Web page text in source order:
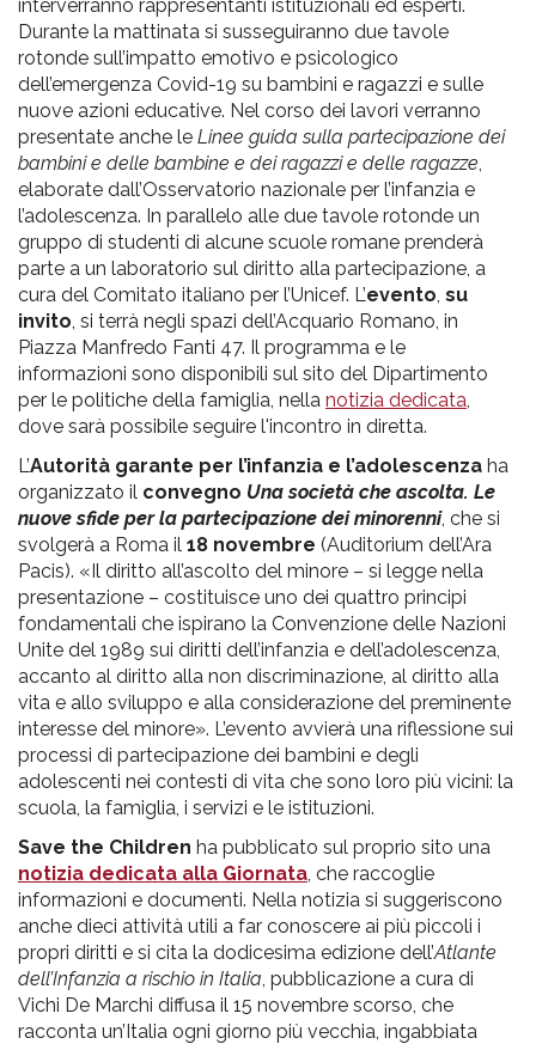
interverranno rappresentanti istituzionali ed esperti.
Durante la mattinata si susseguiranno due tavole
rotonde sull’impatto emotivo e psicologico
dell’emergenza Covid-19 su bambini e ragazzi e sulle
nuove azioni educative. Nel corso dei lavori verranno
presentate anche le Linee guida sulla partecipazione dei
bambini e delle bambine e dei ragazzi e delle ragazze
elaborate dall’Osservatorio nazionale per l’infanzia e
l’adolescenza. In parallelo alle due tavole rotonde un
gruppo di studenti di alcune scuole romane prenderà
parte a un laboratorio sul diritto alla partecipazione, a
cura del Comitato italiano per l’Unicef. L’evento su
invito , si terrà negli spazi dell’Acquario Romano, in
Piazza Manfredo Fanti 47. Il programma e le
informazioni sono disponibili sul sito del Dipartimento
per le politiche della famiglia, nella notizia dedicata
dove sarà possibile seguire l'incontro in diretta.
L’Autorità garante per l’infanzia e l’adolescenza ha
organizzato il convegno Una società che ascolta. Le
nuove sfide per la partecipazione dei minorenni, che si
svolgerà a Roma il 18 novembre (Auditorium dell’Ara
Pacis). «Il diritto all’ascolto del minore – si legge nella
presentazione – costituisce uno dei quattro principi
fondamentali che ispirano la Convenzione delle Nazioni
Unite del 1989 sui diritti dell’infanzia e dell’adolescenza,
accanto al diritto alla non discriminazione, al diritto alla
vita e allo sviluppo e alla considerazione del preminente
interesse del minore». L’evento avvierà una riflessione sui
processi di partecipazione dei bambini e degli
adolescenti nei contesti di vita che sono loro più vicini: la
scuola, la famiglia, i servizi e le istituzioni.
Save the Children ha pubblicato sul proprio sito una
notizia dedicata alla Giornata , che raccoglie
informazioni e documenti. Nella notizia si suggeriscono
anche dieci attività utili a far conoscere ai più piccoli i
propri diritti e si cita la dodicesima edizione dell’Atlante
dell’Infanzia a rischio in Italia , pubblicazione a cura di
Vichi De Marchi diffusa il 15 novembre scorso, che
racconta un’Italia ogni giorno più vecchia, ingabbiata